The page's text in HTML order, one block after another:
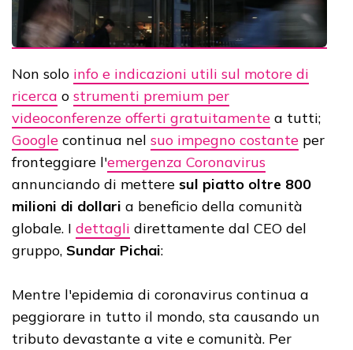
Non solo info e indicazioni utili sul motore di
ricerca o strumenti premium per
videoconferenze offerti gratuitamente a tutti;
Google continua nel suo impegno costante per
fronteggiare l'emergenza Coronavirus
annunciando di mettere sul piatto oltre 800
milioni di dollari a beneficio della comunità
globale. I dettagli direttamente dal CEO del
gruppo, Sundar Pichai:
Mentre l'epidemia di coronavirus continua a
peggiorare in tutto il mondo, sta causando un
tributo devastante a vite e comunità. Per